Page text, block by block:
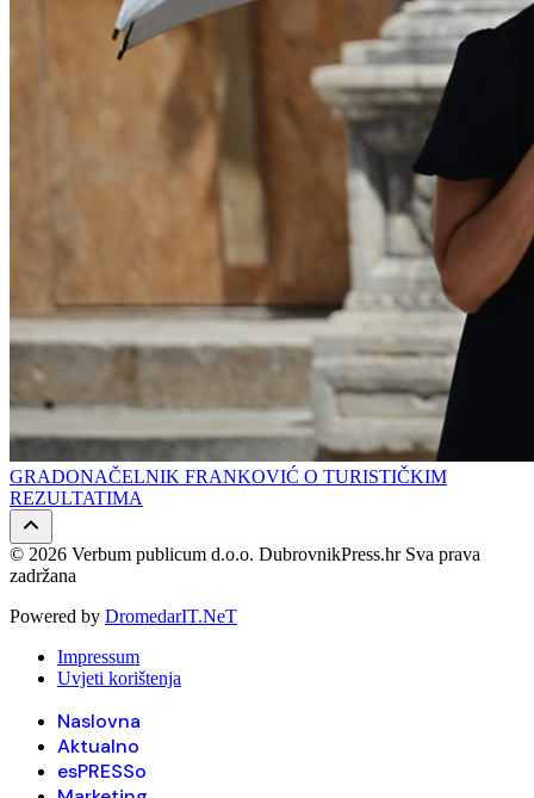
GRADONAČELNIK FRANKOVIĆ O TURISTIČKIM
REZULTATIMA
© 2026 Verbum publicum d.o.o. DubrovnikPress.hr Sva prava
zadržana
Powered by DromedarIT.NeT
Impressum
Uvjeti korištenja
Naslovna
Aktualno
esPRESSo